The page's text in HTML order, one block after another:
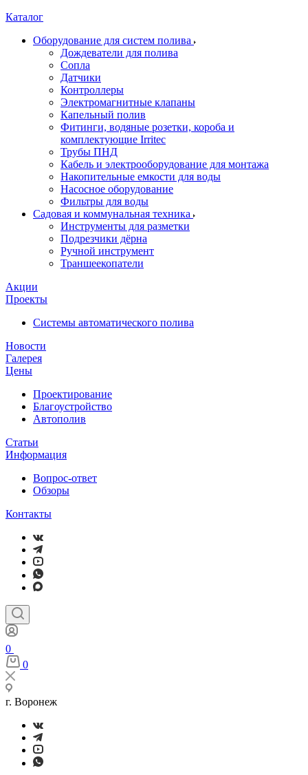
Каталог
Оборудование для систем полива
Дождеватели для полива
Сопла
Датчики
Контроллеры
Электромагнитные клапаны
Капельный полив
Фитинги, водяные розетки, короба и
комплектующие Irritec
Трубы ПНД
Кабель и электрооборудование для монтажа
Накопительные емкости для воды
Насосное оборудование
Фильтры для воды
Садовая и коммунальная техника
Инструменты для разметки
Подрезчики дёрна
Ручной инструмент
Траншеекопатели
Акции
Проекты
Системы автоматического полива
Новости
Галерея
Цены
Проектирование
Благоустройство
Автополив
Статьи
Информация
Вопрос-ответ
Обзоры
Контакты
0
0
г. Воронеж